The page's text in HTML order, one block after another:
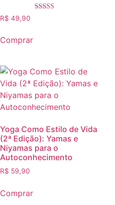
R$ 49,90
Comprar
Yoga Como Estilo de Vida
(2ª Edição): Yamas e
Niyamas para o
Autoconhecimento
R$ 59,90
Comprar